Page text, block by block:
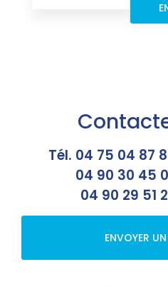
Tél. 04 75 04 87
04 90 30 45
04 90 29 51
ENVOYER